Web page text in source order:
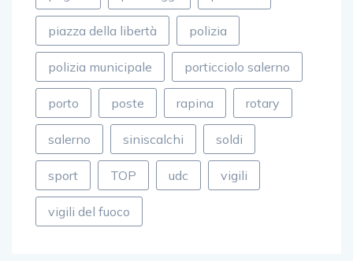
piazza della libertà polizia
polizia municipale porticciolo salerno
porto poste rapina rotary
salerno siniscalchi soldi
sport TOP udc vigili
vigili del fuoco